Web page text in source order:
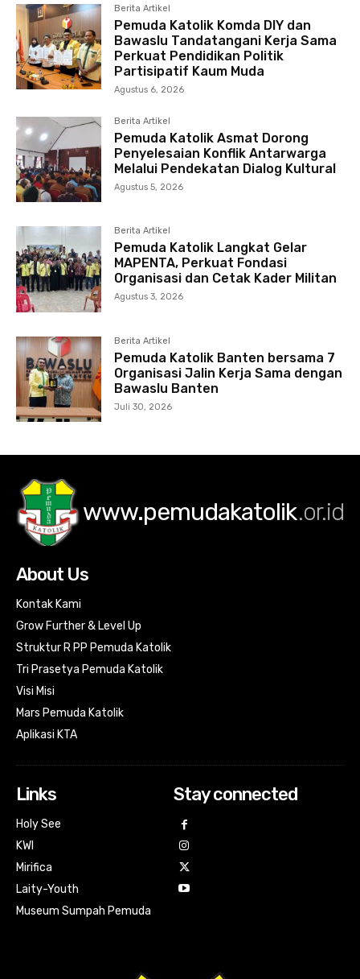
Berita Artikel
Pemuda Katolik Komda DIY dan
Bawaslu Tandatangani Kerja Sama
Perkuat Pendidikan Politik
Partisipatif Kaum Muda
Agustus 6, 2026
Berita Artikel
Pemuda Katolik Asmat Dorong
Penyelesaian Konflik Antarwarga
Melalui Pendekatan Dialog Kultural
Agustus 5, 2026
Berita Artikel
Pemuda Katolik Langkat Gelar
MAPENTA, Perkuat Fondasi
Organisasi dan Cetak Kader Militan
Agustus 3, 2026
Berita Artikel
Pemuda Katolik Banten bersama 7
Organisasi Jalin Kerja Sama dengan
Bawaslu Banten
Juli 30, 2026
www.pemudakatolik.or.id
About Us
Kontak Kami
Grow Further & Level Up
Struktur R PP Pemuda Katolik
Tri Prasetya Pemuda Katolik
Visi Misi
Mars Pemuda Katolik
Aplikasi KTA
Links
Holy See
KWI
Mirifica
Laity-Youth
Museum Sumpah Pemuda
Stay connected